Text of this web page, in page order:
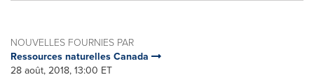
NOUVELLES FOURNIES PAR
Ressources naturelles Canada
28 août, 2018, 13:00 ET